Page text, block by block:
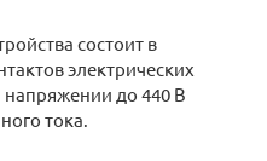
состоит в
электрических
до 440 В
тока.